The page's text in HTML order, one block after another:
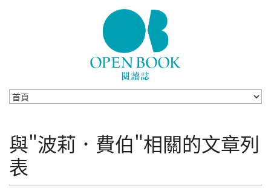
與"波莉．費伯"相關的文章列
表